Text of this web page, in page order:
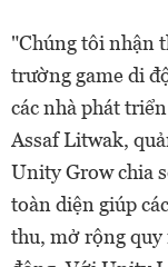
"Chúng tôi nhận
trường game di
các nhà phát
Assaf Litwak,
Unity Grow chia
toàn diện giúp
thu, mở rộng quy